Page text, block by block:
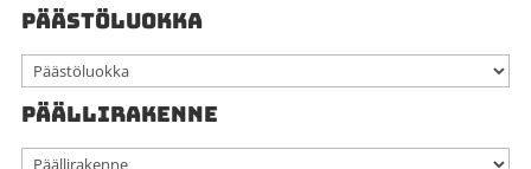
PÄÄSTÖLUOKKA
PÄÄLLIRAKENNE